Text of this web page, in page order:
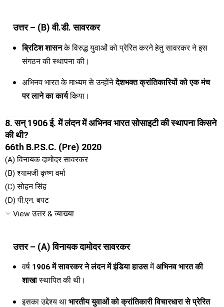
उत्तर – (B) वी.डी. सावरकर
ब्रिटिश शासनके विरुद्ध युवाओं को प्रेरित करने हेतु सावरकर ने इस
संगठन की स्थापना की।
अभिनव भारत के माध्यम से उन्होंनेदेशभक्त क्रांतिकारियों को एक मंच
पर लाने का कार्यकिया।
8. सन् 1906 ई. में लंदन में अभिनव भारत सोसाइटी की स्थापना किसने
की थी?
66th B.P.S.C. (Pre) 2020
(A) विनायक दामोदर सावरकर
(B) श्यामजी कृष्ण वर्मा
(C) सोहन सिंह
(D) पी.एन. बपट
View उत्तर & व्याख्या
उत्तर – (A) विनायक दामोदर सावरकर
वर्ष 1906 में सावरकर ने लंदन में इंडिया हाउसमेंअभिनव भारत की
शाखास्थापित की थी।
इसका उद्देश्य था भारतीय युवाओं को क्रांतिकारी विचारधारा से प्रेरित